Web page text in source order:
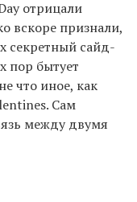
отрицали
вскоре признали,
секретный сайд-
пор бытует
что иное, как
Сам
между двумя